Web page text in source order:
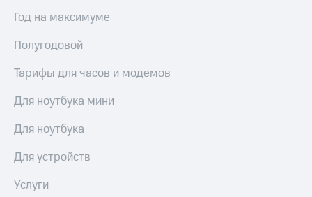
Дивиденды
облигаций
Описание
Уведомление
погашении
именных
облигаций
Другое
Год на максимуме
Полугодовой
Тарифы для часов и модемов
Для ноутбука мини
Для ноутбука
Для устройств
Услуги